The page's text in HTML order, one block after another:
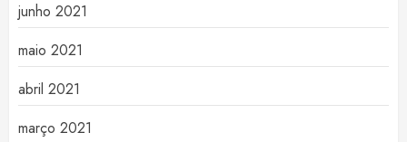
junho 2021
maio 2021
abril 2021
março 2021